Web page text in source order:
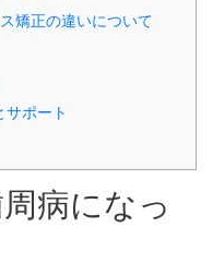
矯正の違いについて
サポート
病になっ